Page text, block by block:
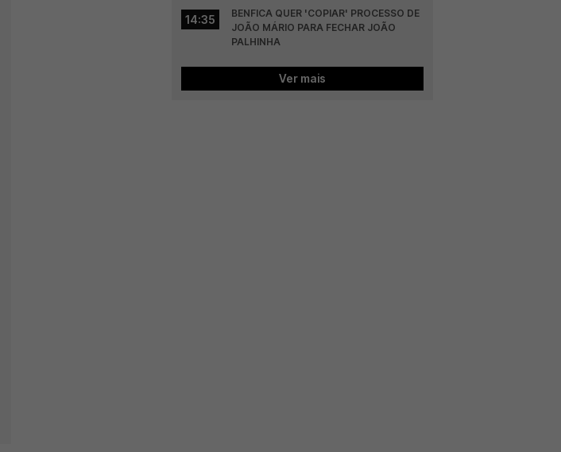
14:35
BENFICA QUER 'COPIAR' PROCESSO DE
JOÃO MÁRIO PARA FECHAR JOÃO
PALHINHA
Ver mais